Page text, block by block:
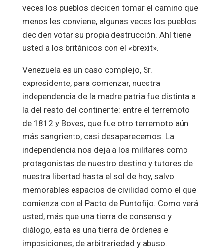
veces los pueblos deciden tomar el camino que
menos les conviene, algunas veces los pueblos
deciden votar su propia destrucción. Ahí tiene
usted a los británicos con el «brexit».
Venezuela es un caso complejo, Sr.
expresidente, para comenzar, nuestra
independencia de la madre patria fue distinta a
la del resto del continente: entre el terremoto
de 1812 y Boves, que fue otro terremoto aún
más sangriento, casi desaparecemos. La
independencia nos deja a los militares como
protagonistas de nuestro destino y tutores de
nuestra libertad hasta el sol de hoy, salvo
memorables espacios de civilidad como el que
comienza con el Pacto de Puntofijo. Como verá
usted, más que una tierra de consenso y
diálogo, esta es una tierra de órdenes e
imposiciones, de arbitrariedad y abuso.